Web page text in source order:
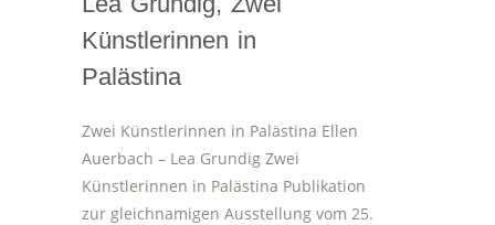
Künstlerinnen in
Palästina
Zwei Künstlerinnen in Palästina Ellen
Auerbach – Lea Grundig Zwei
Künstlerinnen in Palästina Publikation
zur gleichnamigen Ausstellung vom 25.